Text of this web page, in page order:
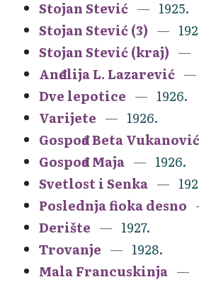
Stojan Stević
1925.
Stojan Stević (3)
Stojan Stević (kraj)
Anđelija L. Lazarević
Dve lepotice
1926.
Varijete
1926.
Gospođa Beta Vukanović
Gospođa Maja
1926.
Svetlost i Senka
Poslednja fioka desno
Derište
1927.
Trovanje
1928.
Mala Francuskinja